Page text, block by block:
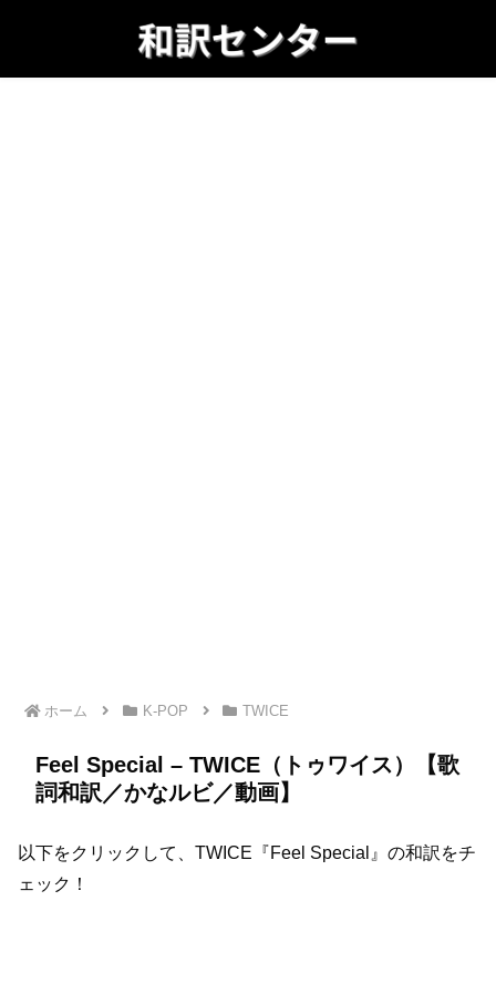
ホーム K-POP TWICE
Feel Special – TWICE（トゥワイス）【歌
詞和訳／かなルビ／動画】
以下をクリックして、TWICE『Feel Special』の和訳をチ
ェック！